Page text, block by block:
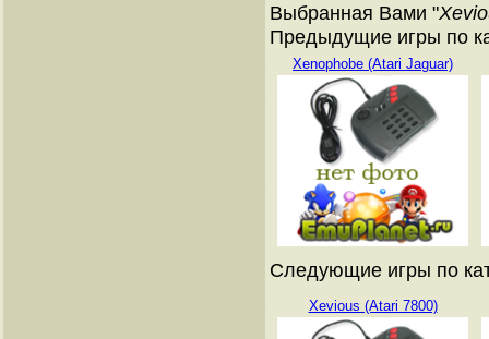
Выбранная Вами "
Предыдущие игры по
Xenophobe (Atari Jaguar)
Следующие игры по
Xevious (Atari 7800)